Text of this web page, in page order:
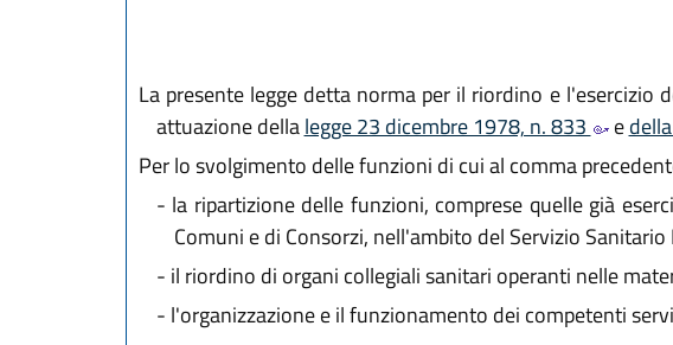
La presente legge detta norma per il riordino e
attuazione dellalegge 23 dicembre 1978, n. 833 e
Per lo svolgimento delle funzioni di cui al comma
- la ripartizione delle funzioni, comprese quelle già
Comuni e di Consorzi, nell'ambito del Servizio
- il riordino di organi collegiali sanitari operanti nelle
- l'organizzazione e il funzionamento dei competenti